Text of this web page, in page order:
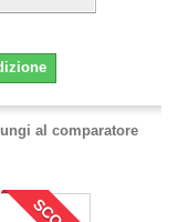
al comparatore